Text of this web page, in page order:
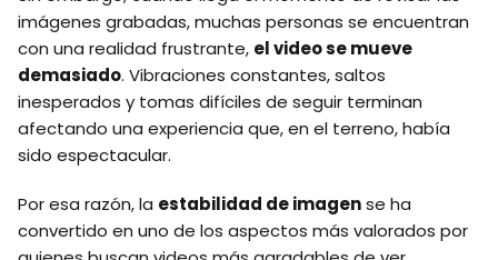
imágenes grabadas, muchas personas se encuentran
con una realidad frustrante, el video se mueve
demasiado. Vibraciones constantes, saltos
inesperados y tomas difíciles de seguir terminan
afectando una experiencia que, en el terreno, había
sido espectacular.
Por esa razón, la estabilidad de imagense ha
convertido en uno de los aspectos más valorados por